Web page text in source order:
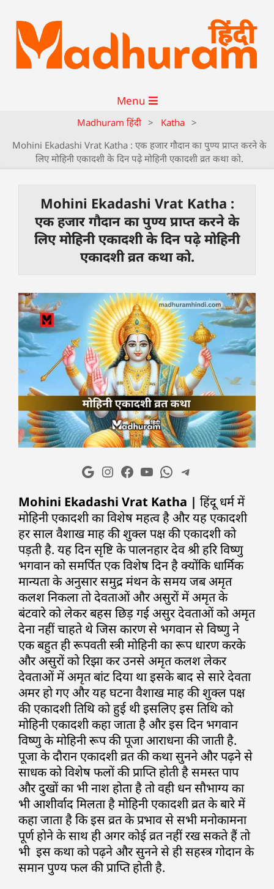
Menu
Madhuram हिंदी > Katha >
Mohini Ekadashi Vrat Katha : एक हजार गौदान का पुण्य प्राप्त करने के
लिए मोहिनी एकादशी के दिन पढ़े मोहिनी एकादशी व्रत कथा को.
Mohini Ekadashi Vrat Katha :
एक हजार गौदान का पुण्य प्राप्त करने के
लिए मोहिनी एकादशी के दिन पढ़े मोहिनी
एकादशी व्रत कथा को.
Mohini Ekadashi Vrat Katha | हिंदू धर्म में
मोहिनी एकादशी का विशेष महत्व है और यह एकादशी
हर साल वैशाख माह की शुक्ल पक्ष की एकादशी को
पड़ती है. यह दिन सृष्टि के पालनहार देव श्री हरि विष्णु
भगवान को समर्पित एक विशेष दिन है क्योंकि धार्मिक
मान्यता के अनुसार समुद्र मंथन के समय जब अमृत
कलश निकला तो देवताओं और असुरों में अमृत के
बंटवारे को लेकर बहस छिड़ गई असुर देवताओं को अमृत
देना नहीं चाहते थे जिस कारण से भगवान से विष्णु ने
एक बहुत ही रूपवती स्त्री मोहिनी का रूप धारण करके
और असुरों को रिझा कर उनसे अमृत कलश लेकर
देवताओं में अमृत बांट दिया था इसके बाद से सारे देवता
अमर हो गए और यह घटना वैशाख माह की शुक्ल पक्ष
की एकादशी तिथि को हुई थी इसलिए इस तिथि को
मोहिनी एकादशी कहा जाता है और इस दिन भगवान
विष्णु के मोहिनी रूप की पूजा आराधना की जाती है.
पूजा के दौरान एकादशी व्रत की कथा सुनने और पढ़ने से
साधक को विशेष फलों की प्राप्ति होती है समस्त पाप
और दुखों का भी नाश होता है तो वही धन सौभाग्य का
भी आशीर्वाद मिलता है मोहिनी एकादशी व्रत के बारे में
कहा जाता है कि इस व्रत के प्रभाव से सभी मनोकामना
पूर्ण होने के साथ ही अगर कोई व्रत नहीं रख सकते हैं तो
भी इस कथा को पढ़ने और सुनने से ही सहस्त्र गोदान के
समान पुण्य फल की प्राप्ति होती है.